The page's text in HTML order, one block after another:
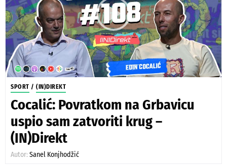
SPORT / (IN)DIREKT
Cocalić: Povratkom na Grbavicu
uspio sam zatvoriti krug –
(IN)Direkt
Autor: Sanel Konjhodžić